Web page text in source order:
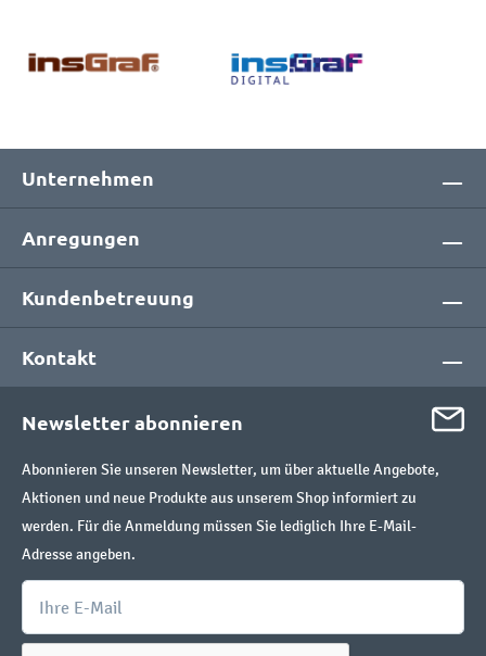
Unternehmen
Anregungen
Kundenbetreuung
Kontakt
Newsletter abonnieren
Abonnieren Sie unseren Newsletter, um über aktuelle Angebote,
Aktionen und neue Produkte aus unserem Shop informiert zu
werden. Für die Anmeldung müssen Sie lediglich Ihre E-Mail-
Adresse angeben.